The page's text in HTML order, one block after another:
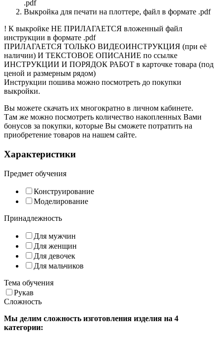
.pdf
Выкройка для печати на плоттере, файл в формате .pdf
! К выкройке НЕ ПРИЛАГАЕТСЯ вложенный файл
инструкции в формате .pdf
ПРИЛАГАЕТСЯ ТОЛЬКО ВИДЕОИНСТРУКЦИЯ (при её
наличии) И ТЕКСТОВОЕ ОПИСАНИЕ по ссылке
ИНСТРУКЦИИ И ПОРЯДОК РАБОТ в карточке товара (под
ценой и размерным рядом)
Инструкции пошива можно посмотреть до покупки
выкройки.
Вы можете скачать их многократно в личном кабинете.
Там же можно посмотреть количество накопленных Вами
бонусов за покупки, которые Вы сможете потратить на
приобретение товаров на нашем сайте.
Характеристики
Предмет обучения
Конструирование
Моделирование
Принадлежность
Для мужчин
Для женщин
Для девочек
Для мальчиков
Тема обучения
Рукав
Сложность
Мы делим сложность изготовления изделия на 4
категории: